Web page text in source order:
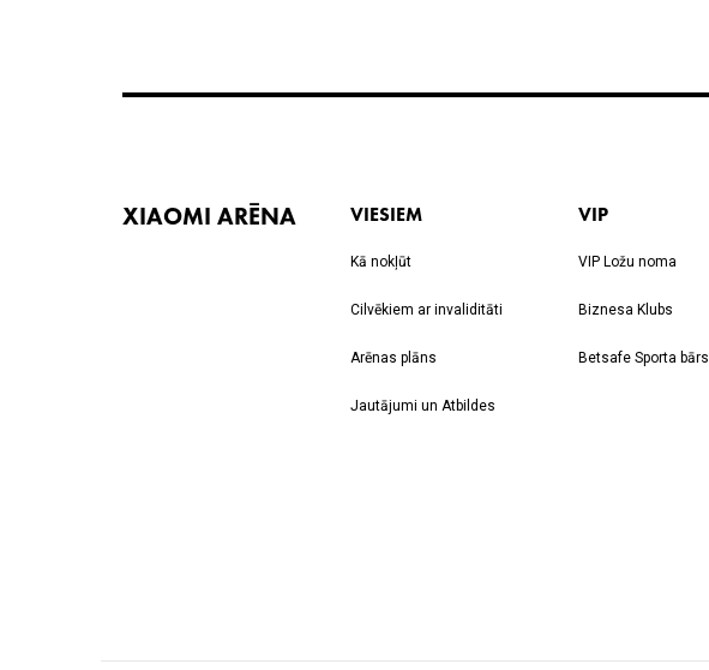
XIAOMI ARĒNA VIESIEM
Kā nokļūt
Cilvēkiem ar invaliditāti
Arēnas plāns
Jautājumi un Atbildes
VIP
VIP Ložu noma
Biznesa Klubs
Betsafe Sporta bārs